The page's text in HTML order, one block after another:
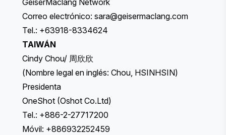
Correo electrónico: sara@geisermaclang.com
Tel.: +63918-8334624
TAIWÁN
Cindy Chou/ 周欣欣
(Nombre legal en inglés: Chou, HSINHSIN)
Presidenta
OneShot (Oshot Co.Ltd)
Tel.: +886-2-27717200
Móvil: +886932252459